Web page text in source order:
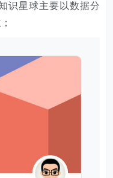
识星球主要以数据分